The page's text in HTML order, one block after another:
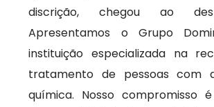
discrição, chegou ao
Apresentamos o Grupo
instituição especializada na
tratamento de pessoas com
química. Nosso compromisso